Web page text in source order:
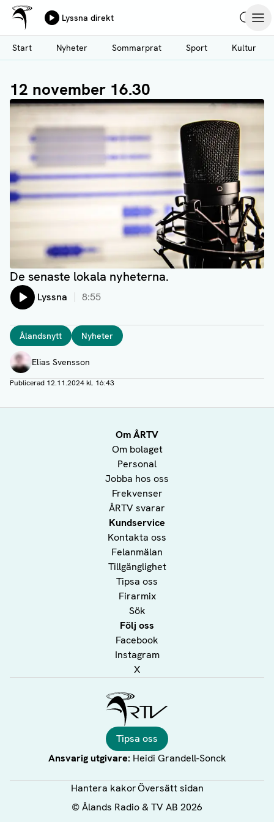
Hoppa
till
huvudinnehåll
Ålands Radio & TV
Lyssna direkt
Start
Nyheter Sommarprat Sport Kultur
12 november 16.30
De senaste lokala nyheterna.
Lyssna 8:55
Taggar
Ålandsnytt Nyheter
Författare
Elias Svensson
Publicerad 12.11.2024 kl. 16:43
Om ÅRTV
Om bolaget
Personal
Jobba hos oss
Frekvenser
ÅRTV svarar
Kundservice
Kontakta oss
Felanmälan
Tillgänglighet
Tipsa oss
Firarmix
Sök
Följ oss
Facebook
Instagram
X
Tipsa oss
Ansvarig utgivare: Heidi Grandell-Sonck
Hantera kakorÖversätt sidan
©Ålands Radio & TV AB 2026